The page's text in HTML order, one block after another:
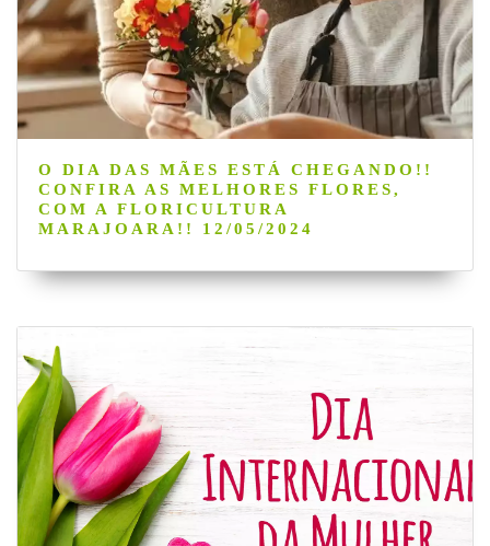
O DIA DAS MÃES ESTÁ CHEGANDO!!
CONFIRA AS MELHORES FLORES,
COM A FLORICULTURA
MARAJOARA!! 12/05/2024